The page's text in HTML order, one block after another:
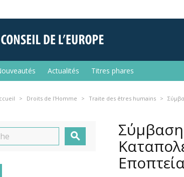
Actualités Titres phares
Droits de l'Homme Traite des êtres humains
